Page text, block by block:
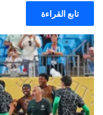
تابع القراءة